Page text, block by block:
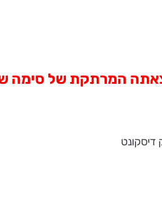
המרתקת של סימה
דיסקונט